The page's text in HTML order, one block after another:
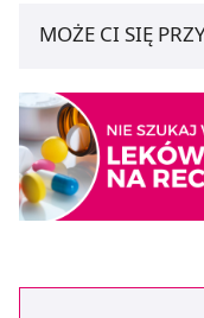
MOŻE CI SIĘ